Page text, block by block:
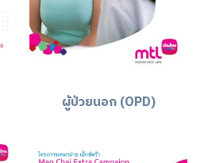
ผู้ป่วยนอก (OPD)